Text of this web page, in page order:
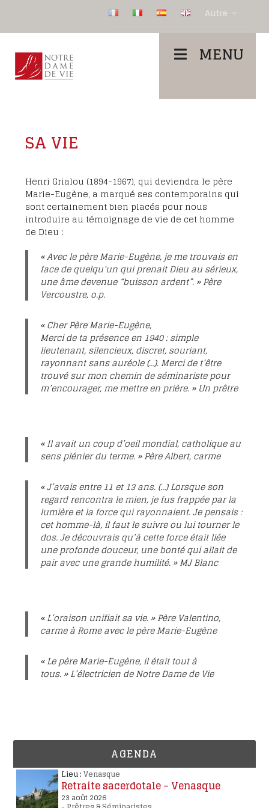
Autre
MENU
SA VIE
Henri Grialou (1894-1967), qui deviendra le père
Marie-Eugène, a marqué ses contemporains qui
sont certainement bien placés pour nous
introduire au témoignage de vie de cet homme
de Dieu :
« Avec le père Marie-Eugène, je me trouvais en
face de quelqu’un qui prenait Dieu au sérieux,
une âme devenue “buisson ardent”. »Père
Vercoustre, o.p.
« Cher Père Marie-Eugène,
Merci de ta présence en 1940 : simple
lieutenant, silencieux, discret, souriant,
rayonnant sans auréole (…). Merci de t’être
trouvé sur mon chemin de séminariste pour
m’encourager, me mettre en prière. » Un prêtre
« Il avait un coup d’oeil mondial, catholique au
sens plénier du terme. »Père Albert, carme
« J’avais entre 11 et 13 ans. (…) Lorsque son
regard rencontra le mien, je fus frappée par la
lumière et la force qui rayonnaient. Je pensais :
cet homme-là, il faut le suivre ou lui tourner le
dos. Je découvrais qu’à cette force était liée
une profonde douceur, une bonté qui allait de
pair avec une grande humilité. »MJ Blanc
« L’oraison unifiait sa vie. »Père Valentino,
carme à Rome avec le père Marie-Eugène
« Le père Marie-Eugène, il était tout à
tous. »L’électricien de Notre Dame de Vie
AGENDA
Lieu : Venasque
Retraite sacerdotale – Venasque
23 août 2026